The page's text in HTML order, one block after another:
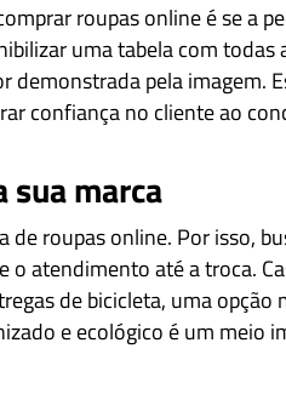
roupas online é se a
uma tabela com todas
pela imagem.
confiança no cliente ao
sua marca
roupas online. Por isso,
o atendimento até a troca.
de bicicleta, uma opção
e ecológico é um meio